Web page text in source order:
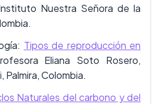
Nuestra Señora de la
Tipos de reproducción en
Eliana Soto Rosero,
Colombia.
Naturales del carbono y del